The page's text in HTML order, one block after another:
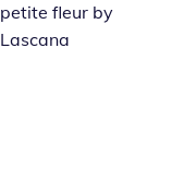
petite fleur by
Lascana